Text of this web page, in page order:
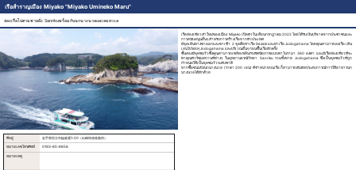
เรือสำราญเมือง Miyako "Miyako Umineko Maru"
ล่องเรือไปตามชายฝั่ง Sanrikuพร้อมกับนกนางนวลและลมทะเล
เรือท่องเที่ยวลำใหม่ของเมือง Miyako เปิดตัวในเดือนกรกฎาคม 2022 โดยได้รับเงินบริจาคจากประชาชนและ
การสนับสนุนอื่นๆ สำหรับการสร้างเรือจากทั่วประเทศ
มีจุดเดินทางขาออกและขาเข้า 2 จุดคือท่าเรือ Dezaki และท่าเรือ Jodogahama โดยคุณสามารถลงเรือ เดิน
เล่นไปรอบๆ Jodogahama และบริเวณอื่นๆ ก่อนขึ้นเรืออีกครั้ง
ชั้นสองมีจุดชมวิวซึ่งคุณสามารถเพลิดเพลินกับทัศนียภาพแบบพาโนรามา 360 องศา และมีเรือท่องเที่ยวที่จะ
พาคุณทัวร์ชมสถานที่ต่างๆ ในอุทยานธรณีวิทยา Sanriku รวมทั้งหาด Jodogahama ซึ่งเป็นจุดชมวิวที่ถูก
กำหนดให้เป็นจุดชมวิวระดับชาติ
หากซื้อขนมปังนกนางนวล (ราคา 200 เยน) ที่จำหน่ายบนเรือ ก็สามารถสัมผัสประสบการณ์การให้อาหารนก
นางนวลได้อีกด้วย
ที่อยู่ 岩手県宮古市臨港通1-20（出崎埠頭発着所）
หมายเลขโทรศัพท์ 0193-65-8856
หมายเหตุ